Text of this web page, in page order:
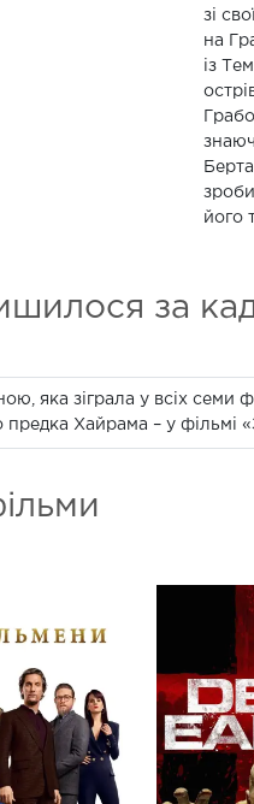
зі
на
із
його
за
яка зіграла у всіх семи
предка Хайрама – у